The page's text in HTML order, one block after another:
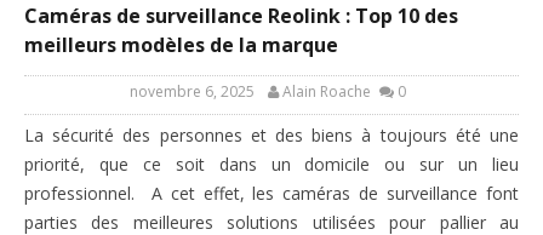
Caméras de surveillance Reolink : Top 10 des
meilleurs modèles de la marque
novembre 6, 2025 Alain Roache 0
La sécurité des personnes et des biens à toujours été une
priorité, que ce soit dans un domicile ou sur un lieu
professionnel. A cet effet, les caméras de surveillance font
parties des meilleures solutions utilisées pour pallier au